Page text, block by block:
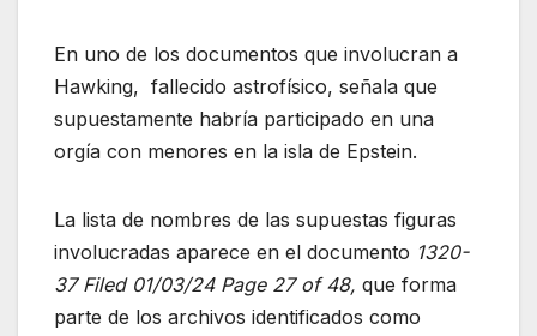
En uno de los documentos que involucran a
Hawking, fallecido astrofísico, señala que
supuestamente habría participado en una
orgía con menores en la isla de Epstein.
La lista de nombres de las supuestas figuras
involucradas aparece en el documento 1320-
37 Filed 01/03/24 Page 27 of 48, que forma
parte de los archivos identificados como